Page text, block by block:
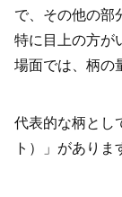
で、その他の部
特に目上の方が
場面では、柄の
代表的な柄とし
ト）」がありま